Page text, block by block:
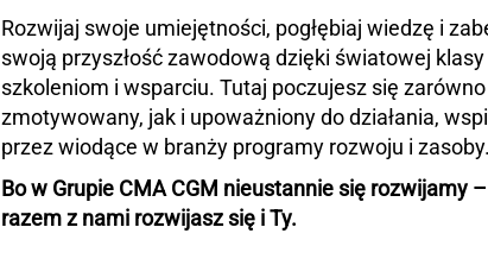
Rozwijaj swoje umiejętności, pogłębiaj wiedzę i
swoją przyszłość zawodową dzięki światowej klasy
szkoleniom i wsparciu. Tutaj poczujesz się zarówno
zmotywowany, jak i upoważniony do działania,
przez wiodące w branży programy rozwoju i zasoby.
Bo w Grupie CMA CGM nieustannie się rozwijamy
razem z nami rozwijasz się i Ty.